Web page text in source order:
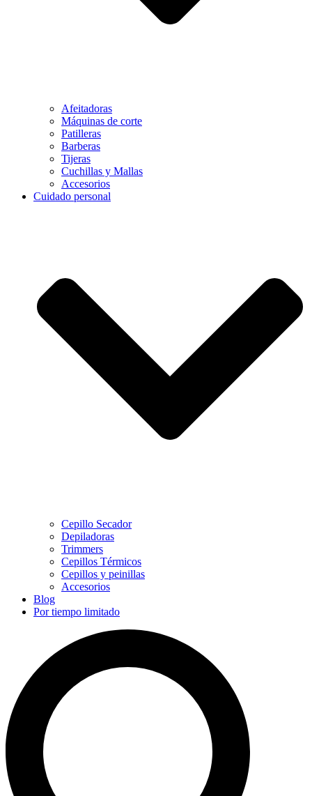
Afeitadoras
Máquinas de corte
Patilleras
Barberas
Tijeras
Cuchillas y Mallas
Accesorios
Cuidado personal
Cepillo Secador
Depiladoras
Trimmers
Cepillos Térmicos
Cepillos y peinillas
Accesorios
Blog
Por tiempo limitado